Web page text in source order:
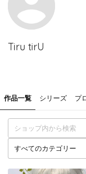
Tiru tirU
作品一覧 シリーズ プ